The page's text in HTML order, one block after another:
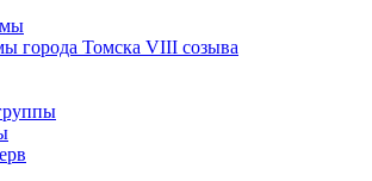
города Томска VIII созыва